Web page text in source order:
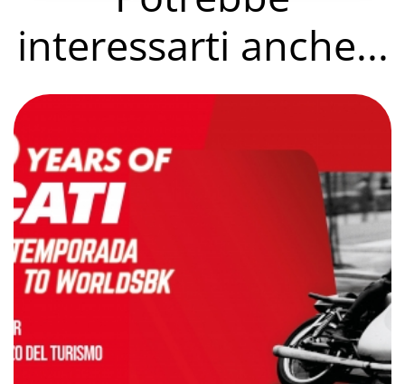
interessarti anche...